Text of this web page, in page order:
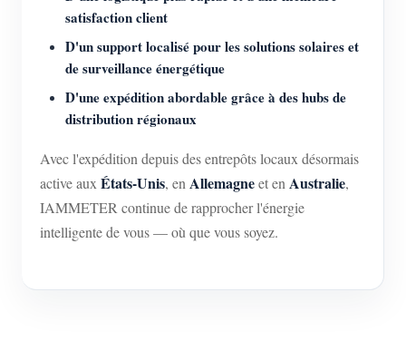
satisfaction client
D'un support localisé pour les solutions solaires et
de surveillance énergétique
D'une expédition abordable grâce à des hubs de
distribution régionaux
Avec l'expédition depuis des entrepôts locaux désormais
active aux États-Unis, en Allemagneet en Australie,
IAMMETER continue de rapprocher l'énergie
intelligente de vous — où que vous soyez.